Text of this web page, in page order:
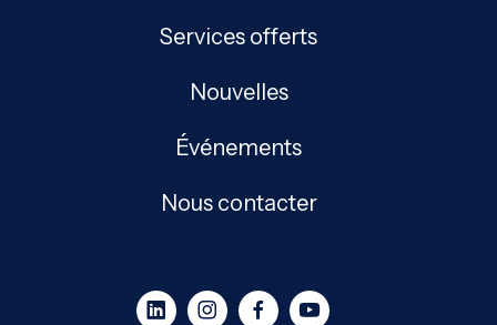
Services offerts
Nouvelles
Événements
Nous contacter